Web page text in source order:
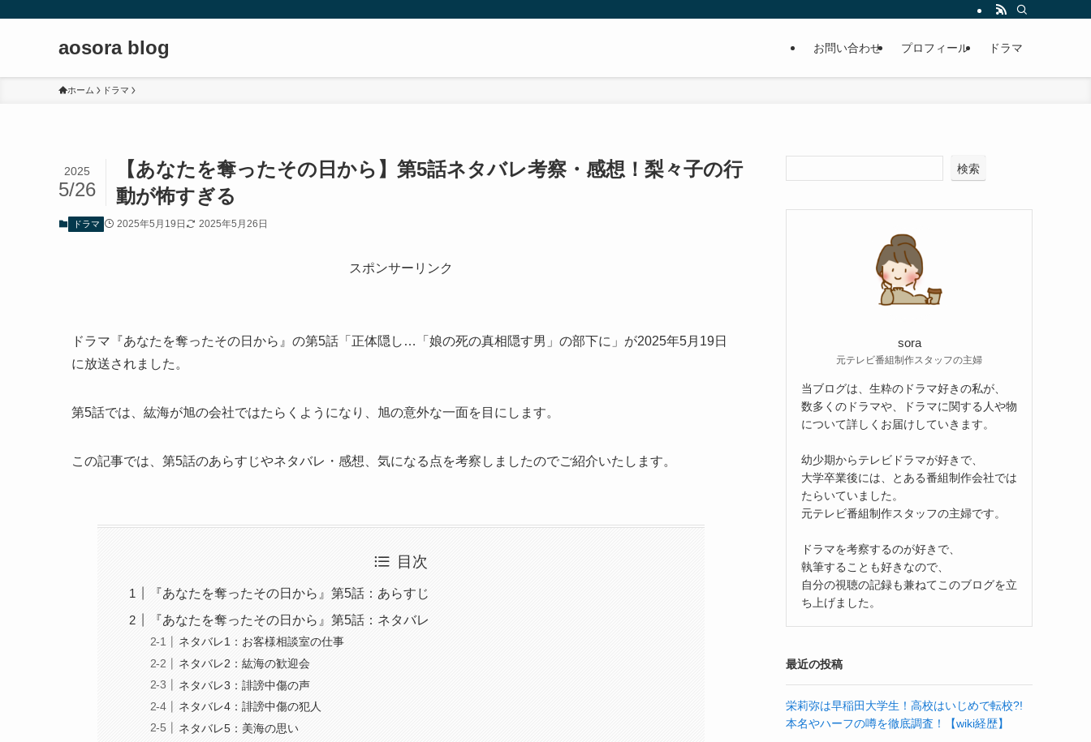
aosora blog お問い合わせ プロフィール ドラマ
ホーム ドラマ
【あなたを奪ったその日から】第5話ネタバレ考察・感想！梨々子の行
動が怖すぎる
2025
5/26
ドラマ 2025年5月19日 2025年5月26日
スポンサーリンク
ドラマ『あなたを奪ったその日から』の第5話「正体隠し…「娘の死の真相隠す男」の部下に」が2025年5月19日
に放送されました。
第5話では、紘海が旭の会社ではたらくようになり、旭の意外な一面を目にします。
この記事では、第5話のあらすじやネタバレ・感想、気になる点を考察しましたのでご紹介いたします。
目次
『あなたを奪ったその日から』第5話：あらすじ
『あなたを奪ったその日から』第5話：ネタバレ
ネタバレ1：お客様相談室の仕事
ネタバレ2：紘海の歓迎会
ネタバレ3：誹謗中傷の声
ネタバレ4：誹謗中傷の犯人
ネタバレ5：美海の思い
検索
sora
元テレビ番組制作スタッフの主婦
当ブログは、生粋のドラマ好きの私が、
数多くのドラマや、ドラマに関する人や物
について詳しくお届けしていきます。
幼少期からテレビドラマが好きで、
大学卒業後には、とある番組制作会社では
たらいていました。
元テレビ番組制作スタッフの主婦です。
ドラマを考察するのが好きで、
執筆することも好きなので、
自分の視聴の記録も兼ねてこのブログを立
ち上げました。
最近の投稿
栄莉弥は早稲田大学生！高校はいじめで転校?!
本名やハーフの噂を徹底調査！【wiki経歴】